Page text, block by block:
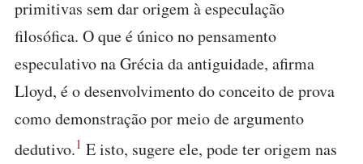
primitivas sem dar origem à especulação
filosófica. O que é único no pensamento
especulativo na Grécia da antiguidade, afirma
Lloyd, é o desenvolvimento do conceito de prova
como demonstração por meio de argumento
dedutivo.1 E isto, sugere ele, pode ter origem nas